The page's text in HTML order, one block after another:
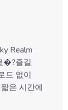
Realm
�?즐길
드 없이
은 시간에